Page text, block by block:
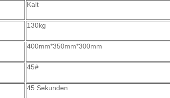
Kalt
130kg
400mm*350mm*300mm
45#
45 Sekunden